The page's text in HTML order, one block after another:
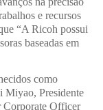
e recursos
“A Ricoh possui
baseadas em
como
Miyao, Presidente
Corporate Officer